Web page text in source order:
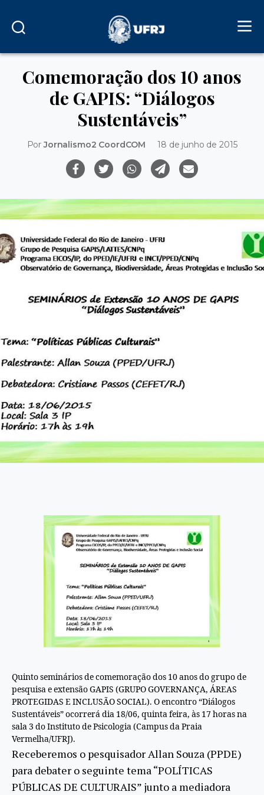
Comemoração dos 10 anos
de GAPIS: “Diálogos
Sustentáveis”
PorJornalismo2 CoordCOM 18 de junho de 2015
Quinto seminários de comemoração dos 10 anos do grupo de
pesquisa e extensão GAPIS (GRUPO GOVERNANÇA, ÁREAS
PROTEGIDAS E INCLUSÃO SOCIAL). O encontro “Diálogos
Sustentáveis” ocorrerá dia 18/06, quinta feira, às 17 horas na
sala 3 do Instituto de Psicologia (Campus da Praia
Vermelha/UFRJ).
Receberemos o pesquisador Allan Souza (PPDE)
para debater o seguinte tema “POLÍTICAS
PÚBLICAS DE CULTURAIS” junto a mediadora